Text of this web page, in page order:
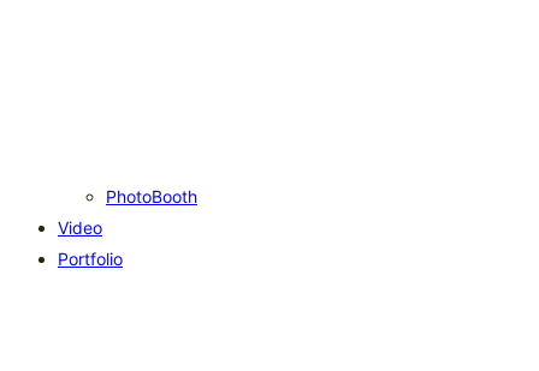
PhotoBooth
Video
Portfolio